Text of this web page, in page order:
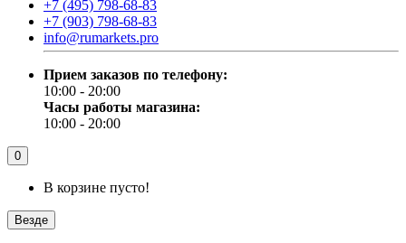
+7 (495) 798-68-83
+7 (903) 798-68-83
info@rumarkets.pro
Прием заказов по телефону:
10:00 - 20:00
Часы работы магазина:
10:00 - 20:00
0
В корзине пусто!
Везде